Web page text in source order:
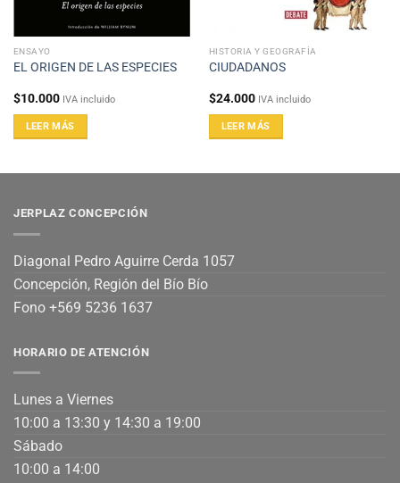
ENSAYO
EL ORIGEN DE LAS ESPECIES
$10.000 IVA incluido
LEER MÁS
HISTORIA Y GEOGRAFÍA
CIUDADANOS
$24.000 IVA incluido
LEER MÁS
JERPLAZ CONCEPCIÓN
Diagonal Pedro Aguirre Cerda 1057
Concepción, Región del Bío Bío
Fono +569 5236 1637
HORARIO DE ATENCIÓN
Lunes a Viernes
10:00 a 13:30 y 14:30 a 19:00
Sábado
10:00 a 14:00